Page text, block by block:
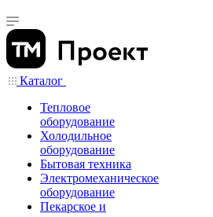
Каталог
Тепловое
оборудование
Холодильное
оборудование
Бытовая техника
Электромеханическое
оборудование
Пекарское и